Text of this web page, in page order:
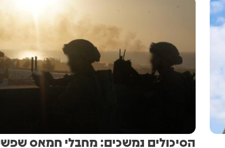
הסיכולים נמשכים: מחבלי חמאס